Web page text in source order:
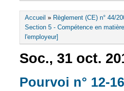
Vous êtes ici
Accueil » Règlement (CE) n° 44/
Section 5 - Compétence en
l'employeur]
Soc., 31 oct.
Pourvoi n° 12-